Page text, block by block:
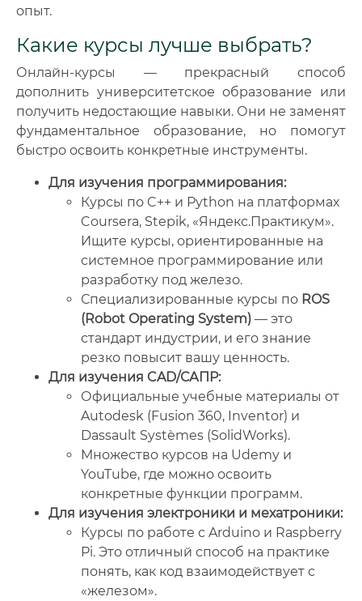
опыт.
Какие курсы лучше выбрать?
Онлайн-курсы — прекрасный способ
дополнить университетское образование или
получить недостающие навыки. Они не заменят
фундаментальное образование, но помогут
быстро освоить конкретные инструменты.
Для изучения программирования:
Курсы по C++ и Python на платформах
Coursera, Stepik, «Яндекс.Практикум».
Ищите курсы, ориентированные на
системное программирование или
разработку под железо.
Специализированные курсы по ROS
(Robot Operating System) — это
стандарт индустрии, и его знание
резко повысит вашу ценность.
Для изучения CAD/САПР:
Официальные учебные материалы от
Autodesk (Fusion 360, Inventor) и
Dassault Systèmes (SolidWorks).
Множество курсов на Udemy и
YouTube, где можно освоить
конкретные функции программ.
Для изучения электроники и мехатроники:
Курсы по работе с Arduino и Raspberry
Pi. Это отличный способ на практике
понять, как код взаимодействует с
«железом».